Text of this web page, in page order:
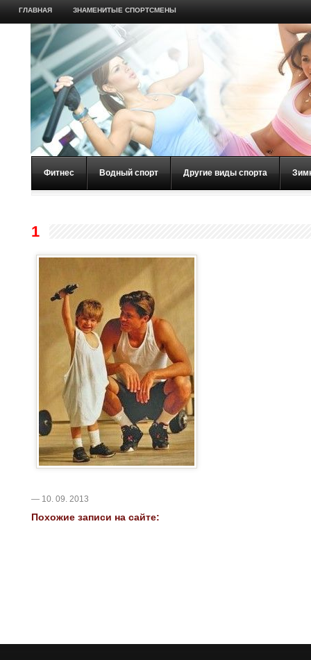
ГЛАВНАЯ ЗНАМЕНИТЫЕ СПОРТСМЕНЫ
Фитнес Водный спорт Другие виды спорта
1
— 10. 09. 2013
Похожие записи на сайте: